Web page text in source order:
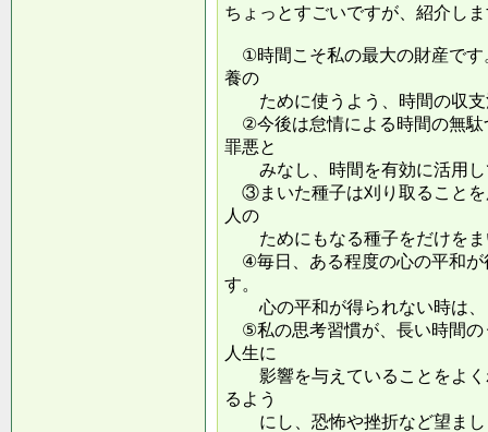
ちょっとすごいですが、紹介し
①時間こそ私の最大の財産です
養の
ために使うよう、時間の収支
②今後は怠情による時間の無駄
罪悪と
みなし、時間を有効に活用し
③まいた種子は刈り取ることを
人の
ためにもなる種子をだけをま
④毎日、ある程度の心の平和が
す。
心の平和が得られない時は、
⑤私の思考習慣が、長い時間の
人生に
影響を与えていることをよく
るよう
にし、恐怖や挫折など望まし